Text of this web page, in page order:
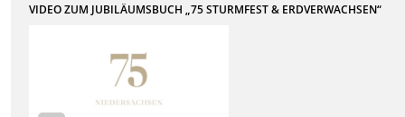
VIDEO ZUM JUBILÄUMSBUCH „75 STURMFEST & ERDVERWACHSEN“